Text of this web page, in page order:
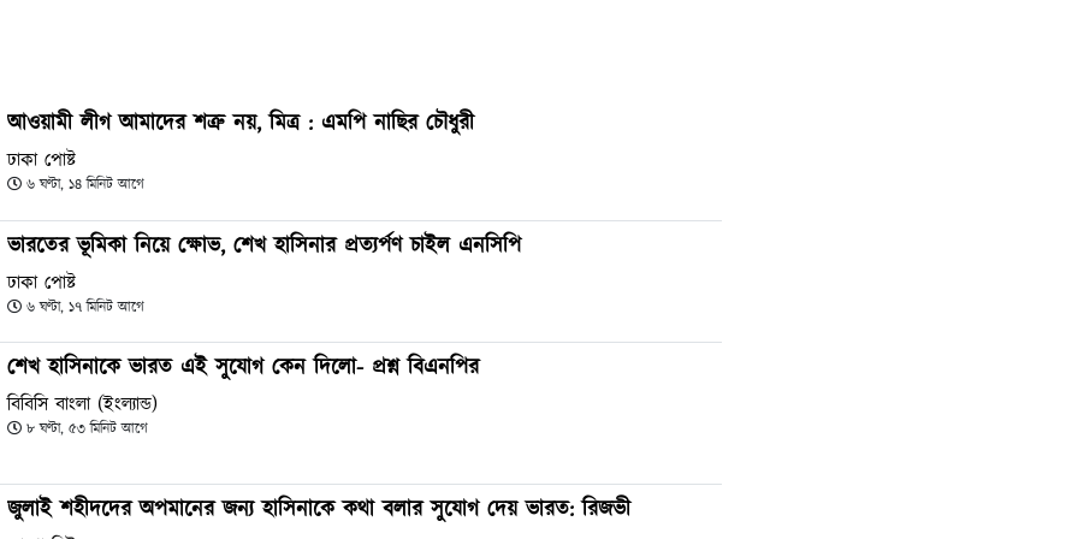
আওয়ামী লীগ আমাদের শত্রু নয়, মিত্র : এমপি নাছির চৌধুরী
ঢাকা পোষ্ট
৬ ঘণ্টা, ১৪ মিনিট আগে
ভারতের ভূমিকা নিয়ে ক্ষোভ, শেখ হাসিনার প্রত্যর্পণ চাইল এনসিপি
ঢাকা পোষ্ট
৬ ঘণ্টা, ১৭ মিনিট আগে
শেখ হাসিনাকে ভারত এই সুযোগ কেন দিলো- প্রশ্ন বিএনপির
বিবিসি বাংলা (ইংল্যান্ড)
৮ ঘণ্টা, ৫৩ মিনিট আগে
জুলাই শহীদদের অপমানের জন্য হাসিনাকে কথা বলার সুযোগ দেয় ভারত: রিজভী